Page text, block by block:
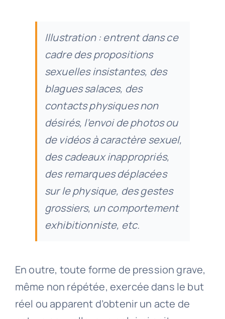
Illustration : entrent dans ce
cadre des propositions
sexuelles insistantes, des
blagues salaces, des
contacts physiques non
désirés, l’envoi de photos ou
de vidéos à caractère sexuel,
des cadeaux inappropriés,
des remarques déplacées
sur le physique, des gestes
grossiers, un comportement
exhibitionniste, etc.
En outre, toute forme de pression grave,
même non répétée, exercée dans le but
réel ou apparent d’obtenir un acte de